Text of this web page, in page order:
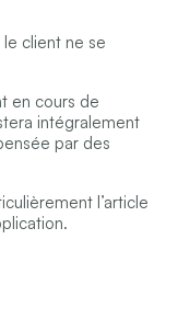
client ne se
en cours de
intégralement
par des
l’article